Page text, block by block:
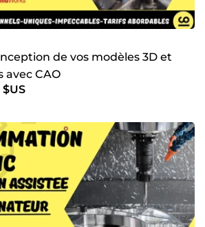
Parlons-en!
maintenant pour une étude
accompagnement professionnel sur-
donnons vie à vos idées avec
! 🚀
de vos modèles 3D et
avec CAO